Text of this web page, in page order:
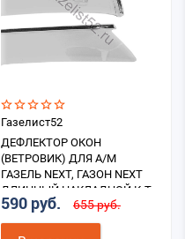
Газелист52
ДЕФЛЕКТОР ОКОН
(ВЕТРОВИК) ДЛЯ А/М
ГАЗЕЛЬ NEXT, ГАЗОН NEXT
ДЛИННЫЙ НАКЛАДНОЙ К-Т
2ШТ. (ПРОЗРАЧНЫЙ)
590 руб. 655 руб.